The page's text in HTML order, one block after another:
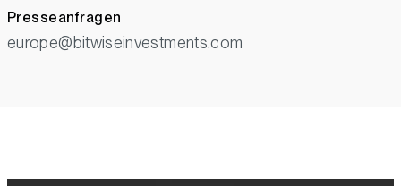
Presseanfragen
europe@bitwiseinvestments.com